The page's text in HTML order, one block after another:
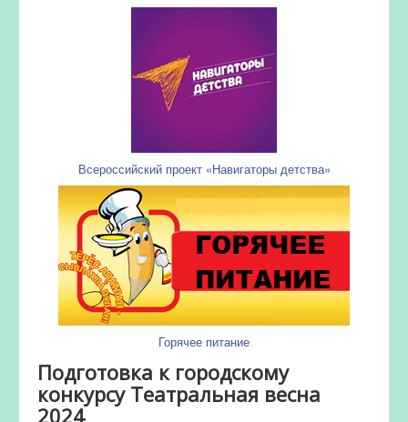
Всероссийский проект «Навигаторы детства»
Горячее питание
Подготовка к городскому
конкурсу Театральная весна
2024